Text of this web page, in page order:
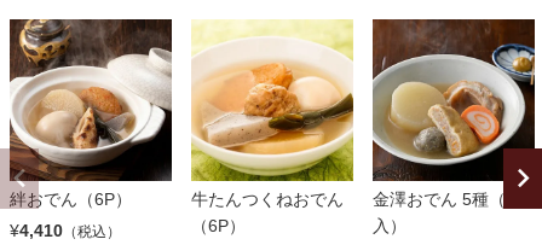
絆おでん（6P）
¥4,410 （税込）
牛たんつくねおでん
（6P）
金澤おでん 5種（3袋
入）